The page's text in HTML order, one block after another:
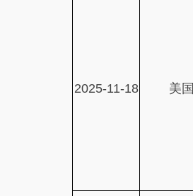
2025-11-18 美国